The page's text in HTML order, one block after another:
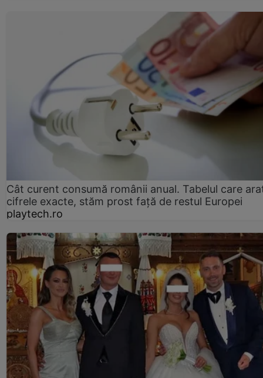
Cât curent consumă românii anual. Tabelul care
cifrele exacte, stăm prost faţă de restul Europei
playtech.ro